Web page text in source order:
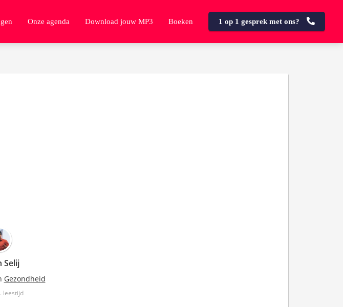
Onze agenda Download jouw MP3 Boeken 1 op 1 gesprek met ons?
Selij
Gezondheid
leestijd